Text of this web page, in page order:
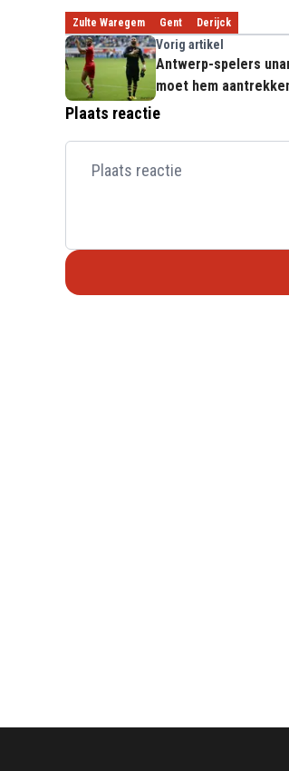
Zulte Waregem Gent Derijck
Vorig artikel
Antwerp-spelers
moet hem
Plaats reactie